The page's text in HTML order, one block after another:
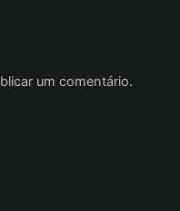
um comentário.